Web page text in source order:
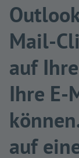
Mail-
auf
Ihre E-
auf